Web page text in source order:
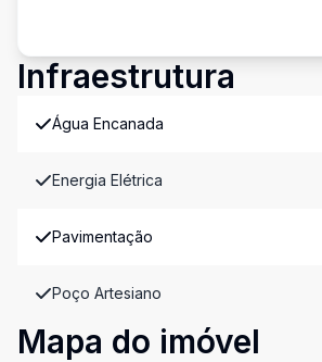
Infraestrutura
Água Encanada
Energia Elétrica
Pavimentação
Poço Artesiano
Mapa do imóvel